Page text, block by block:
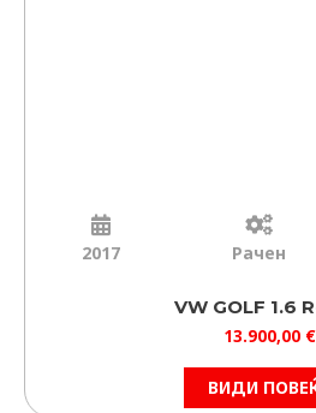
2017 Рачен
VW GOLF 1.6
13.900,00 €
ВИДИ